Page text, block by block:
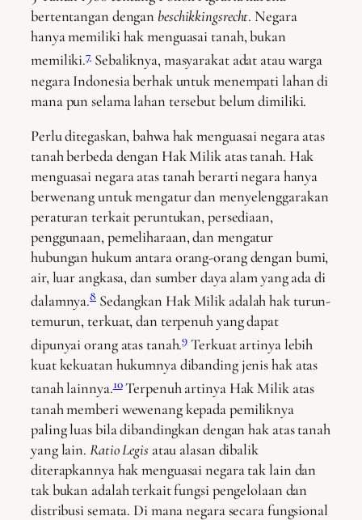
bertentangan dengan beschikkingsrecht. Negara
hanya memiliki hak menguasai tanah, bukan
memiliki.7 Sebaliknya, masyarakat adat atau warga
negara Indonesia berhak untuk menempati lahan di
mana pun selama lahan tersebut belum dimiliki.
Perlu ditegaskan, bahwa hak menguasai negara atas
tanah berbeda dengan Hak Milik atas tanah. Hak
menguasai negara atas tanah berarti negara hanya
berwenang untuk mengatur dan menyelenggarakan
peraturan terkait peruntukan, persediaan,
penggunaan, pemeliharaan, dan mengatur
hubungan hukum antara orang-orang dengan bumi,
air, luar angkasa, dan sumber daya alam yang ada di
dalamnya.8 Sedangkan Hak Milik adalah hak turun-
temurun, terkuat, dan terpenuh yang dapat
dipunyai orang atas tanah.9Terkuat artinya lebih
kuat kekuatan hukumnya dibanding jenis hak atas
tanah lainnya.10Terpenuh artinya Hak Milik atas
tanah memberi wewenang kepada pemiliknya
paling luas bila dibandingkan dengan hak atas tanah
yang lain. Ratio Legis atau alasan dibalik
diterapkannya hak menguasai negara tak lain dan
tak bukan adalah terkait fungsi pengelolaan dan
distribusi semata. Di mana negara secara fungsional